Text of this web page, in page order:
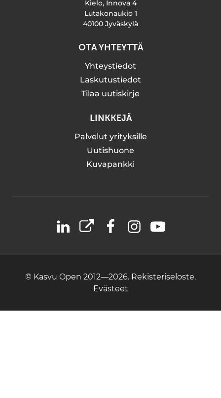
Kielo, Innova 4
Lutakonaukio 1
40100 Jyväskylä
OTA YHTEYTTÄ
Yhteystiedot
Laskutustiedot
Tilaa uutiskirje
LINKKEJÄ
Palvelut yrityksille
Uutishuone
Kuvapankki
LinkedIn
X FacebookInstagramYouTube
© Kasvu Open 2012—2026. Rekisteriseloste.
Evästeet